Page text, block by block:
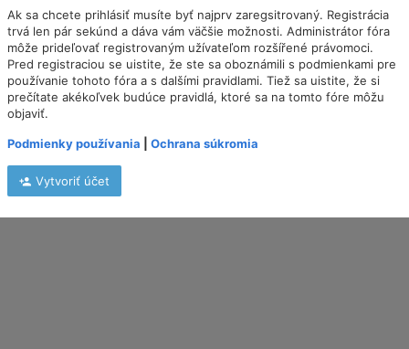
Ak sa chcete prihlásiť musíte byť najprv zaregsitrovaný. Registrácia
trvá len pár sekúnd a dáva vám väčšie možnosti. Administrátor fóra
môže prideľovať registrovaným užívateľom rozšířené právomoci.
Pred registraciou se uistite, že ste sa oboznámili s podmienkami pre
používanie tohoto fóra a s dalšími pravidlami. Tiež sa uistite, že si
prečítate akékoľvek budúce pravidlá, ktoré sa na tomto fóre môžu
objaviť.
Podmienky používania Ochrana súkromia
Vytvoriť účet